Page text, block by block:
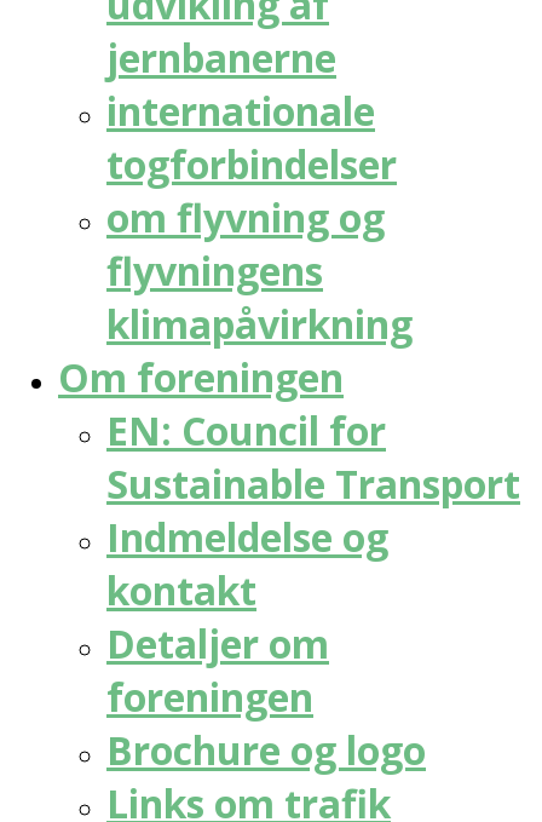
jernbanerne
internationale
togforbindelser
om flyvning og
flyvningens
klimapåvirkning
Om foreningen
EN: Council for
Sustainable Transport
Indmeldelse og
kontakt
Detaljer om
foreningen
Brochure og logo
Links om trafik